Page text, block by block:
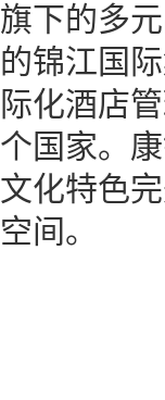
旗下的多
的锦江国
际化酒店
个国家。
文化特色
空间。